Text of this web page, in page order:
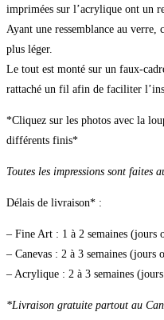
imprimées sur l’acrylique ont un
Ayant une ressemblance au
plus léger.
Le tout est monté sur un faux-
rattaché un fil afin de faciliter
*Cliquez sur les photos avec la
différents finis*
Toutes les impressions sont faites
Délais de livraison* :
– Fine Art : 1 à 2 semaines (jours
– Canevas : 2 à 3 semaines (jours
– Acrylique : 2 à 3 semaines
*Livraison gratuite partout au